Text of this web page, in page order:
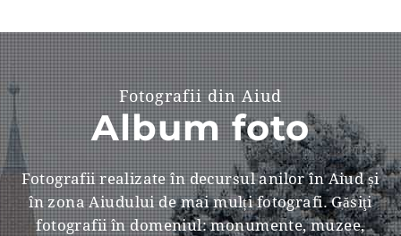
Fotografii din Aiud
Album foto
Fotografii realizate în decursul anilor în Aiud și
în zona Aiudului de mai mulți fotografi. Găsiţi
fotografii în domeniul: monumente, muzee,